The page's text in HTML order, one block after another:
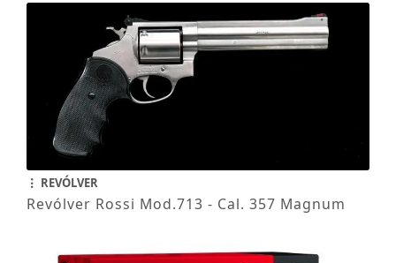
REVÓLVER
Revólver Rossi Mod.713 - Cal. 357 Magnum